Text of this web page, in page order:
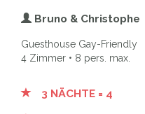
Bruno & Christophe
Guesthouse Gay-Friendly
4 Zimmer • 8 pers. max.
3 NÄCHTE = 4